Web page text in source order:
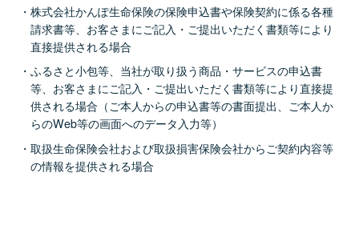
株式会社かんぽ生命保険の保険申込書や保険契約に係る各種
請求書等、お客さまにご記入・ご提出いただく書類等により
直接提供される場合
ふるさと小包等、当社が取り扱う商品・サービスの申込書
等、お客さまにご記入・ご提出いただく書類等により直接提
供される場合（ご本人からの申込書等の書面提出、ご本人か
らのWeb等の画面へのデータ入力等）
取扱生命保険会社および取扱損害保険会社からご契約内容等
の情報を提供される場合